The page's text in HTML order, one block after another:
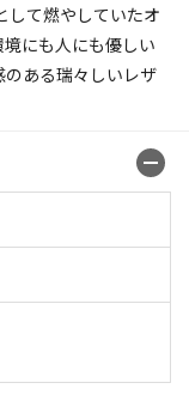
して燃やしていたオ
にも人にも優しい
ある瑞々しいレザ